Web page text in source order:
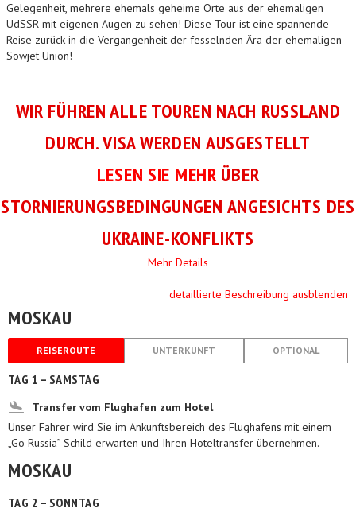
Gelegenheit, mehrere ehemals geheime Orte aus der ehemaligen
UdSSR mit eigenen Augen zu sehen! Diese Tour ist eine spannende
Reise zurück in die Vergangenheit der fesselnden Ära der ehemaligen
Sowjet Union!
WIR FÜHREN ALLE TOUREN NACH RUSSLAND
DURCH. VISA WERDEN AUSGESTELLT
LESEN SIE MEHR ÜBER
STORNIERUNGSBEDINGUNGEN ANGESICHTS DES
UKRAINE-KONFLIKTS
Mehr Details
detaillierte Beschreibung ausblenden
MOSKAU
REISEROUTE UNTERKUNFT OPTIONAL
TAG 1 – SAMSTAG
Transfer vom Flughafen zum Hotel
Unser Fahrer wird Sie im Ankunftsbereich des Flughafens mit einem
„Go Russia”-Schild erwarten und Ihren Hoteltransfer übernehmen.
MOSKAU
TAG 2 – SONNTAG